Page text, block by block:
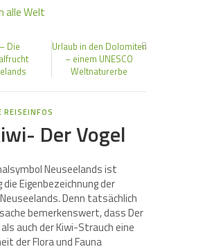
Die
Urlaub in den Dolomiten
– einem UNESCO
Weltnaturerbe
REISEINFOS
Der Vogel
Neuseelands ist
die Eigenbezeichnung der
Denn tatsächlich
bemerkenswert, dass Der
auch der Kiwi-Strauch eine
der Flora und Fauna